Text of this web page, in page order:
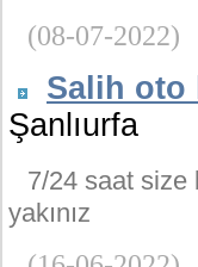
(08-07-2022)
Salih oto
Şanlıurfa
7/24 saat size
yakınız